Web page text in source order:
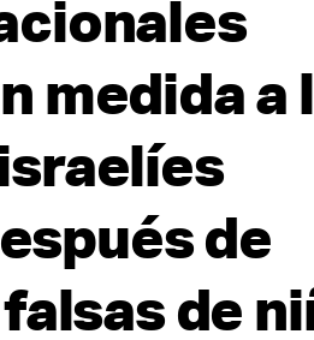
medida a
de
de